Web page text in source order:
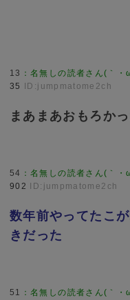
13 ：名無しの読者さん(｀・
35 ID:jumpmatome2ch
まあまあおもろか
54 ：名無しの読者さん(｀・
902 ID:jumpmatome2ch
数年前やってたこ
きだった
51 ：名無しの読者さん(｀・